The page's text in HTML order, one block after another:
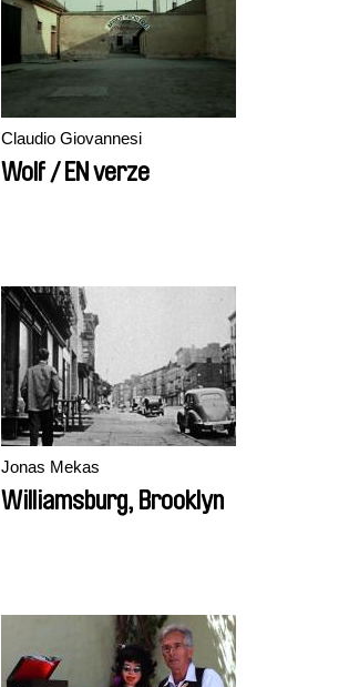
Claudio Giovannesi
Wolf / EN verze
Jonas Mekas
Williamsburg, Brooklyn